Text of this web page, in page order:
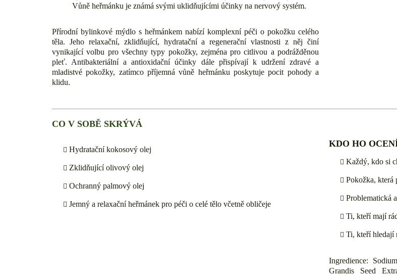
Vůně heřmánku je známá svými uklidňujícími účinky na nervový systém.
Přírodní bylinkové mýdlo s heřmánkem nabízí komplexní péči o pokožku celého
těla. Jeho relaxační, zklidňující, hydratační a regenerační vlastnosti z něj činí
vynikající volbu pro všechny typy pokožky, zejména pro citlivou a podrážděnou
pleť. Antibakteriální a antioxidační účinky dále přispívají k udržení zdravé a
mladistvé pokožky, zatímco příjemná vůně heřmánku poskytuje pocit pohody a
klidu.
CO V SOBĚ SKRÝVÁ
Hydratační kokosový olej
Zklidňující olivový olej
Ochranný palmový olej
Jemný a relaxační heřmánek pro péči o celé tělo včetně obličeje
KDO HO
Každý, kdo si
Pokožka, která
Problematická
Ti, kteří mají
Ti, kteří hledají
Ingredience:
Grandis Seed